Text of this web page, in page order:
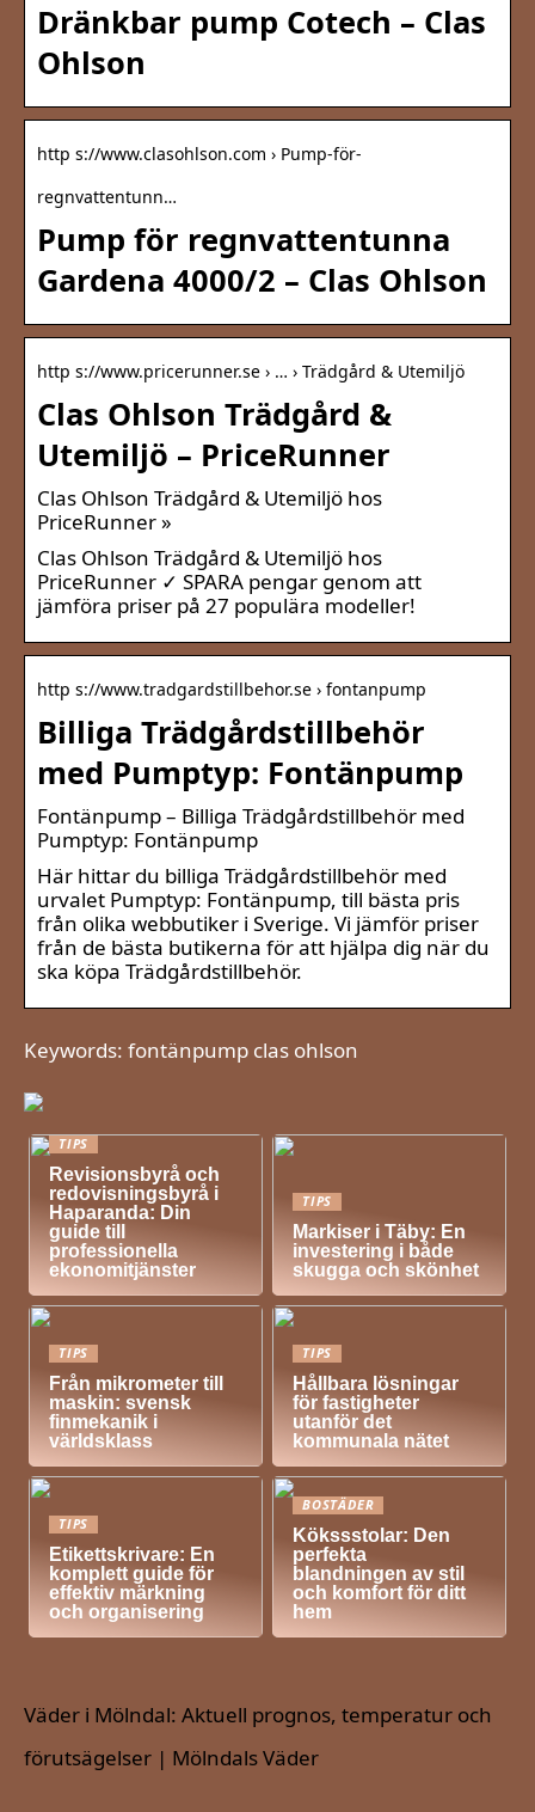
Dränkbar pump Cotech – Clas
Ohlson
http s://www.clasohlson.com › Pump-för-
regnvattentunn…
Pump för regnvattentunna
Gardena 4000/2 – Clas Ohlson
http s://www.pricerunner.se › … › Trädgård & Utemiljö
Clas Ohlson Trädgård &
Utemiljö – PriceRunner
Clas Ohlson Trädgård & Utemiljö hos
PriceRunner »
Clas Ohlson Trädgård & Utemiljö hos
PriceRunner ✓ SPARA pengar genom att
jämföra priser på 27 populära modeller!
http s://www.tradgardstillbehor.se › fontanpump
Billiga Trädgårdstillbehör
med Pumptyp: Fontänpump
Fontänpump – Billiga Trädgårdstillbehör med
Pumptyp: Fontänpump
Här hittar du billiga Trädgårdstillbehör med
urvalet Pumptyp: Fontänpump, till bästa pris
från olika webbutiker i Sverige. Vi jämför priser
från de bästa butikerna för att hjälpa dig när du
ska köpa Trädgårdstillbehör.
Keywords: fontänpump clas ohlson
TIPS
Revisionsbyrå och
redovisningsbyrå i
Haparanda: Din
guide till
professionella
ekonomitjänster
TIPS
Markiser i Täby: En
investering i både
skugga och skönhet
TIPS
Från mikrometer till
maskin: svensk
finmekanik i
världsklass
TIPS
Hållbara lösningar
för fastigheter
utanför det
kommunala nätet
TIPS
Etikettskrivare: En
komplett guide för
effektiv märkning
och organisering
BOSTÄDER
Kökssstolar: Den
perfekta
blandningen av stil
och komfort för ditt
hem
Väder i Mölndal: Aktuell prognos, temperatur och
förutsägelser | Mölndals Väder